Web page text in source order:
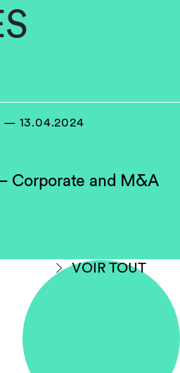
— 13.04.2024
Corporate and M&A
VOIR TOUT